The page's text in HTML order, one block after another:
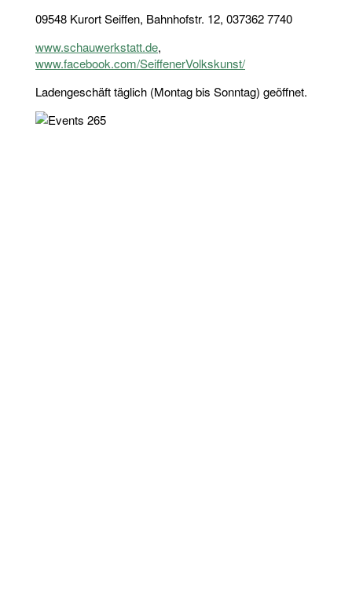
09548 Kurort Seiffen, Bahnhofstr. 12, 037362 7740
www.schauwerkstatt.de,
www.facebook.com/SeiffenerVolkskunst/
Ladengeschäft täglich (Montag bis Sonntag) geöffnet.